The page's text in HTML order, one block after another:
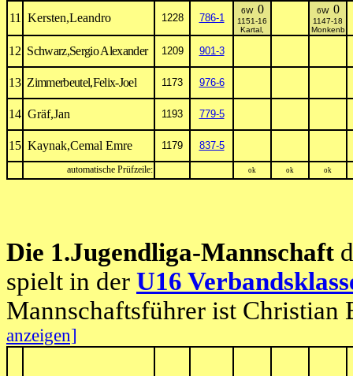
11 Kersten,Leandro 1228 786-1
6W 0
1151-16
Kartal,
6W 0
1147-18
Monkenb
12 Schwarz,Sergio Alexander 1209 901-3
13 Zimmerbeutel,Felix-Joel 1173 976-6
14 Gräf,Jan 1193 779-5
15 Kaynak,Cemal Emre 1179 837-5
automatische Prüfzeile: ok ok ok
Die 1.Jugendliga-Mannschaft
spielt in der U16
Mannschaftsführer ist Christian
anzeigen]